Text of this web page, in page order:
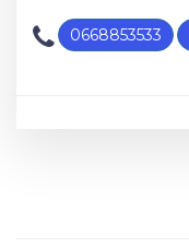
0668853533